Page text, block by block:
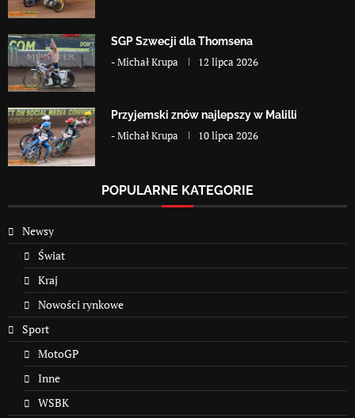
SGP Szwecji dla Thomsena
-Michał Krupa 12 lipca 2026
Przyjemski znów najlepszy w Malilli
-Michał Krupa 10 lipca 2026
POPULARNE KATEGORIE
Newsy
Świat
Kraj
Nowości rynkowe
Sport
MotoGP
Inne
WSBK